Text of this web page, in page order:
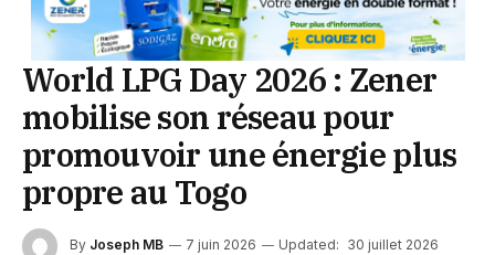
World LPG Day 2026 : Zener
mobilise son réseau pour
promouvoir une énergie plus
propre au Togo
By Joseph MB 7 juin 2026 Updated: 30 juillet 2026